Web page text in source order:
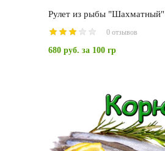
Рулет из рыбы "Шахматный"
0 отзывов
680 руб. за 100 гр